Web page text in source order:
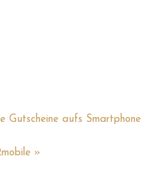
Gutscheine aufs Smartphone
»